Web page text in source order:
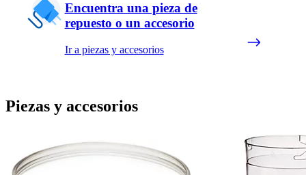
Encuentra una pieza de
repuesto o un accesorio
Ir a piezas y accesorios
Piezas y accesorios